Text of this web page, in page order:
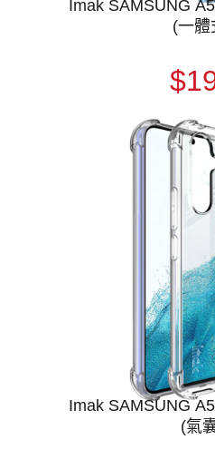
Imak SAMSUNG
(一體
Imak SAMSUNG
(氣